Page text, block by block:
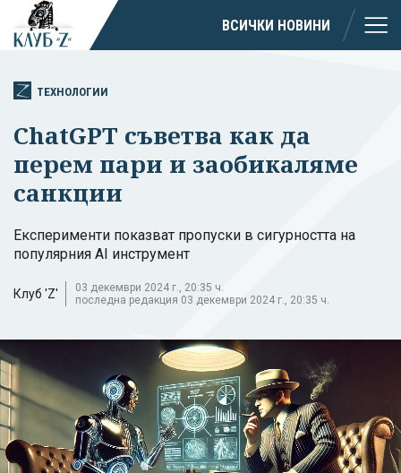
ВСИЧКИ НОВИНИ
ТЕХНОЛОГИИ
ChatGPT съветва как да
перем пари и заобикаляме
санкции
Експерименти показват пропуски в сигурността на
популярния AI инструмент
Клуб 'Z'
03 декември 2024 г., 20:35 ч.
последна редакция 03 декември 2024 г., 20:35 ч.